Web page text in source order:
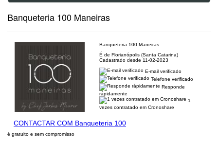
Banqueteria 100 Maneiras
Banqueteria 100 Maneiras
É de Florianópolis (Santa Catarina)
Cadastrado desde 11-02-2023
E-mail verificado
Telefone verificado
Responde
rápidamente
1
vezes contratado em Cronoshare
CONTACTAR COM Banqueteria 100
é gratuito e sem compromisso